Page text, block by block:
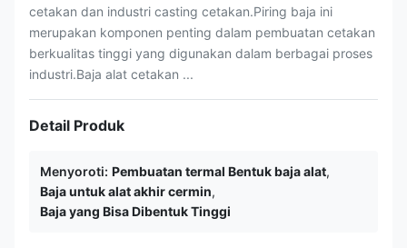
cetakan dan industri casting cetakan.Piring baja ini
merupakan komponen penting dalam pembuatan cetakan
berkualitas tinggi yang digunakan dalam berbagai proses
industri.Baja alat cetakan ...
Detail Produk
Menyoroti: Pembuatan termal Bentuk baja alat,
Baja untuk alat akhir cermin,
Baja yang Bisa Dibentuk Tinggi